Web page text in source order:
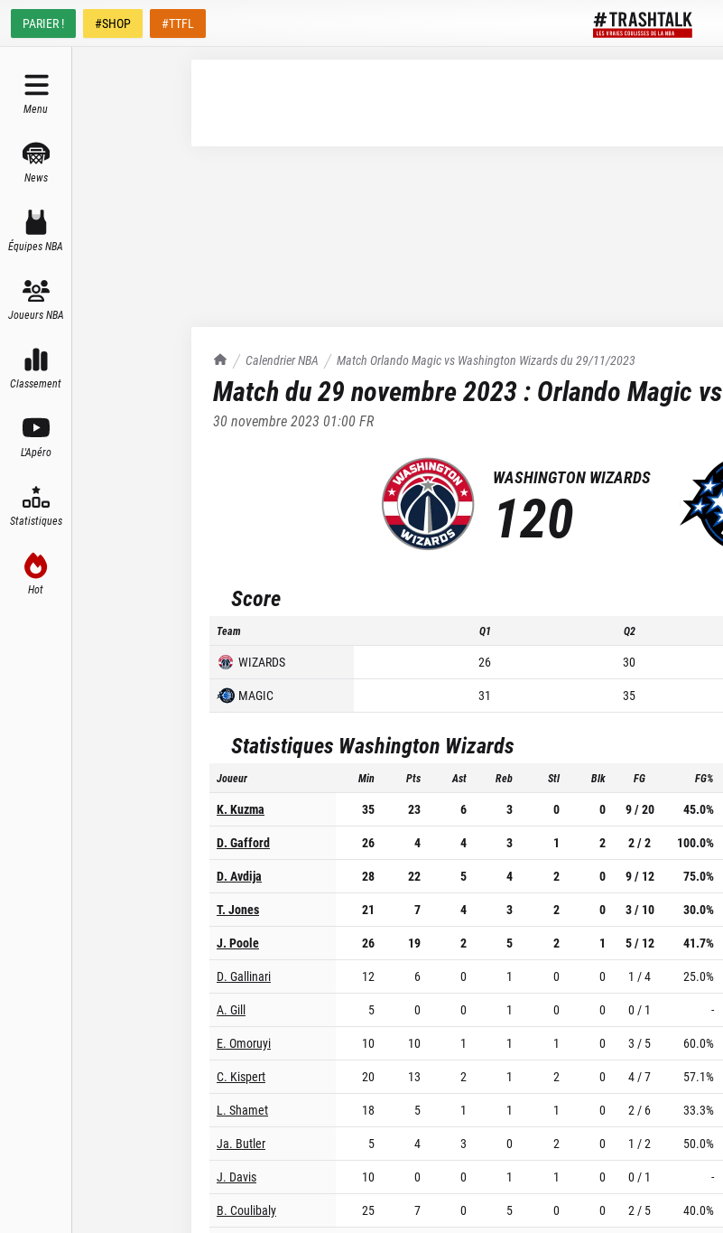
PARIER ! #SHOP #TTFL
Menu
News
Équipes NBA
Joueurs NBA
Classement
L'Apéro
Statistiques
Hot
TrashTalk Actu NBA
Calendrier NBA Match Orlando Magic vs Washington Wizardsdu29/11/2023
Match du29 novembre 2023: Orlando Magic vs
30 novembre 2023 01:00FR
WASHINGTON WIZARDS
120
Score
Team Q1 Q2
WIZARDS 26 30
MAGIC
31 35
Statistiques Washington Wizards
Joueur Min Pts Ast Reb Stl Blk FG FG%
K. Kuzma 35 23 6 3 0 0 9 / 20 45.0%
D. Gafford
26 4 4 3 1 2 2 / 2 100.0%
D. Avdija
28 22 5 4 2 0 9 / 12 75.0%
T. Jones
21 7 4 3 2 0 3 / 10 30.0%
J. Poole
26 19 2 5 2 1 5 / 12 41.7%
D. Gallinari
12 6 0 1 0 0 1 / 4 25.0%
A. Gill
5 0 0 1 0 0 0 / 1 -
E. Omoruyi
10 10 1 1 1 0 3 / 5 60.0%
C. Kispert
20 13 2 1 2 0 4 / 7 57.1%
L. Shamet
18 5 1 1 1 0 2 / 6 33.3%
Ja. Butler
5 4 3 0 2 0 1 / 2 50.0%
J. Davis
10 0 0 1 1 0 0 / 1 -
B. Coulibaly
25 7 0 5 0 0 2 / 5 40.0%